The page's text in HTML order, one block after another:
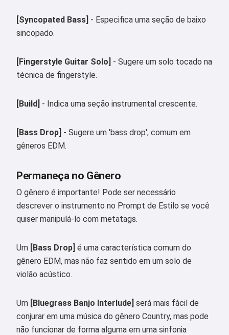
[Syncopated Bass] - Especifica uma seção de baixo
sincopado.
[Fingerstyle Guitar Solo] - Sugere um solo tocado na
técnica de fingerstyle.
[Build] - Indica uma seção instrumental crescente.
[Bass Drop] - Sugere um 'bass drop', comum em
gêneros EDM.
Permaneça no Gênero
O gênero é importante! Pode ser necessário
descrever o instrumento no Prompt de Estilo se você
quiser manipulá-lo com metatags.
Um [Bass Drop] é uma característica comum do
gênero EDM, mas não faz sentido em um solo de
violão acústico.
Um [Bluegrass Banjo Interlude] será mais fácil de
conjurar em uma música do gênero Country, mas pode
não funcionar de forma alguma em uma sinfonia
Eu posso criar músicas, escrever
poemas e mensagens de parabéns
🥰
Experimente grátis
Política de Privacidade,
Política de reembolso